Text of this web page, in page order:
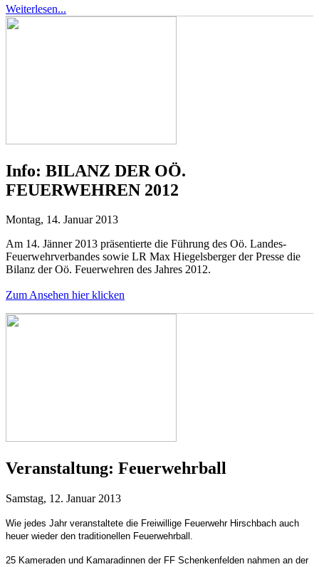
Weiterlesen...
Info: BILANZ DER OÖ.
FEUERWEHREN 2012
Montag, 14. Januar 2013
Am 14. Jänner 2013 präsentierte die Führung des Oö. Landes-
Feuerwehrverbandes sowie LR Max Hiegelsberger der Presse die
Bilanz der Oö. Feuerwehren des Jahres 2012.
Zum Ansehen hier klicken
Veranstaltung: Feuerwehrball
Samstag, 12. Januar 2013
Wie jedes Jahr veranstaltete die Freiwillige Feuerwehr Hirschbach auch
heuer wieder den traditionellen Feuerwehrball.
25 Kameraden und Kamaradinnen der FF Schenkenfelden nahmen an der